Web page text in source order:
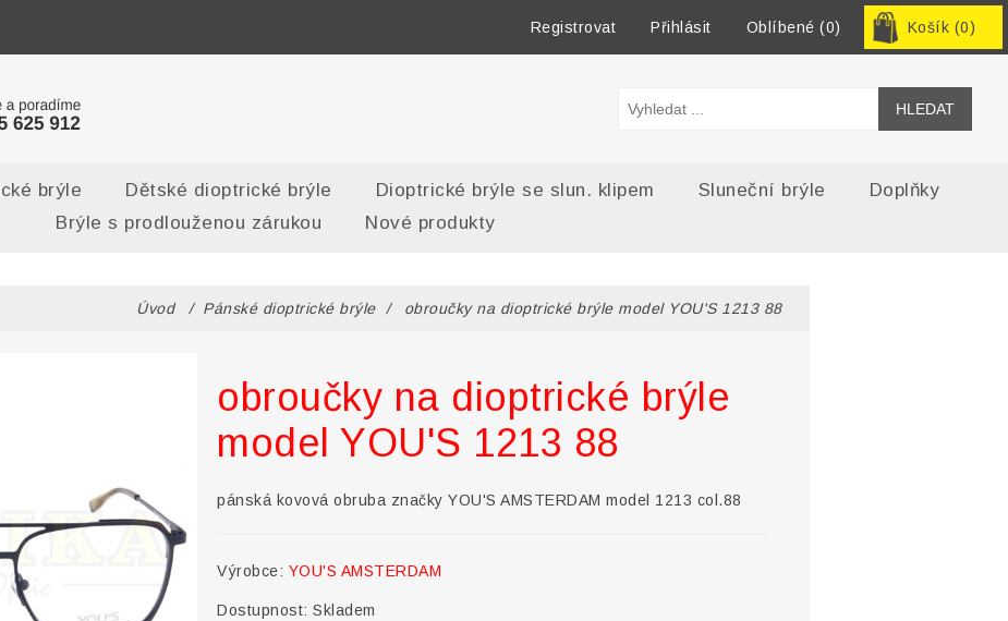
Registrovat Přihlásit Oblíbené (0) Košík (0)
brýle Dětské dioptrické brýle Dioptrické brýle se slun. klipem Sluneční brýle
Doplňky
Brýle s prodlouženou zárukou
Nové produkty
Úvod / Pánské dioptrické brýle / obroučky na dioptrické brýle model YOU'S 1213 88
obroučky na dioptrické brýle
model YOU'S 1213 88
pánská kovová obruba značky YOU'S AMSTERDAM model 1213 col.88
Výrobce: YOU'S AMSTERDAM
Dostupnost: Skladem